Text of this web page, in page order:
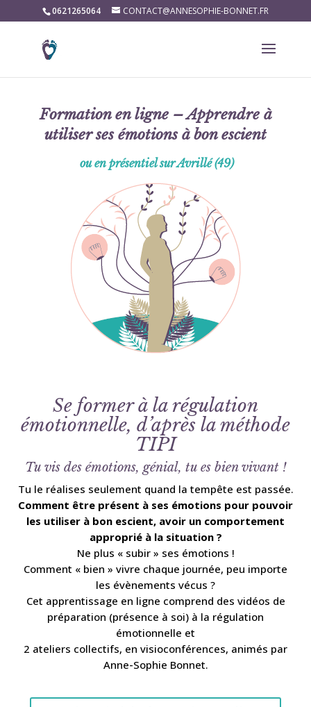
0621265064 CONTACT@ANNESOPHIE-BONNET.FR
Formation en ligne – Apprendre à
utiliser ses émotions à bon escient
ou en présentiel sur Avrillé (49)
Se former à la régulation
émotionnelle, d’après la méthode
TIPI
Tu vis des émotions, génial, tu es bien vivant !
Tu le réalises seulement quand la tempête est passée.
Comment être présent à ses émotions pour pouvoir
les utiliser à bon escient, avoir un comportement
approprié à la situation ?
Ne plus « subir » ses émotions !
Comment « bien » vivre chaque journée, peu importe
les évènements vécus ?
Cet apprentissage en ligne comprend des vidéos de
préparation (présence à soi) à la régulation
émotionnelle et
2 ateliers collectifs, en visioconférences, animés par
Anne-Sophie Bonnet.